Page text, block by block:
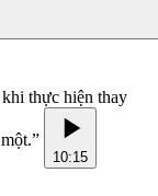
thực hiện thay
”
10:15